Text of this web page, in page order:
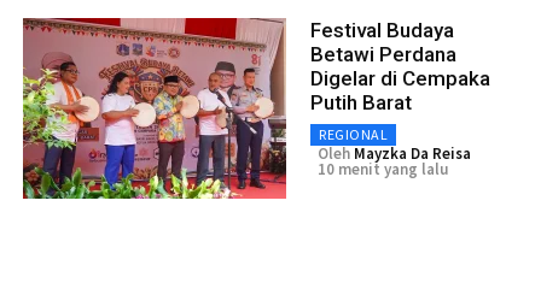
Festival Budaya
Betawi Perdana
Digelar di Cempaka
Putih Barat
REGIONAL
Oleh Mayzka Da Reisa
10 menit yang lalu